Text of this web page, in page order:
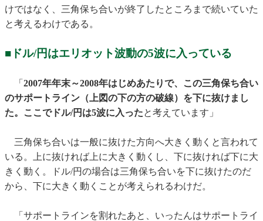
けではなく、三角保ち合いが終了したところまで続いていた
と考えるわけである。
■ドル/円はエリオット波動の5波に入っている
「 2007年年末～2008年はじめあたりで、この三角保ち合い
のサポートライン（上図の下の方の破線）を下に抜けまし
た。ここでドル/円は5波に入ったと考えています」
三角保ち合いは一般に抜けた方向へ大きく動くと言われて
いる。上に抜ければ上に大きく動くし、下に抜ければ下に大
きく動く。ドル/円の場合は三角保ち合いを下に抜けたのだ
から、下に大きく動くことが考えられるわけだ。
「サポートラインを割れたあと、いったんはサポートライ